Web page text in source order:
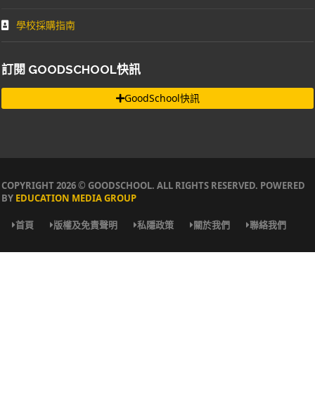
學校採購指南
訂閱 GOODSCHOOL快訊
GoodSchool快訊
COPYRIGHT 2026 © GOODSCHOOL. ALL RIGHTS RESERVED. POWERED
BY EDUCATION MEDIA GROUP
首頁 版權及免責聲明 私隱政策 關於我們 聯絡我們